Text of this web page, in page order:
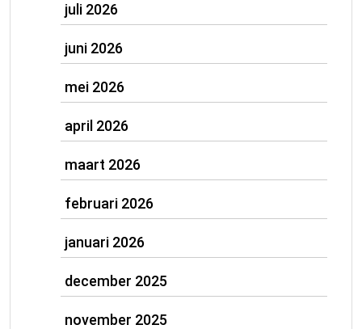
juli 2026
juni 2026
mei 2026
april 2026
maart 2026
februari 2026
januari 2026
december 2025
november 2025